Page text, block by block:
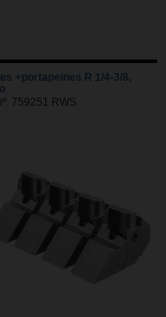
+portapeines R 1/4-3/8,
759251 RWS